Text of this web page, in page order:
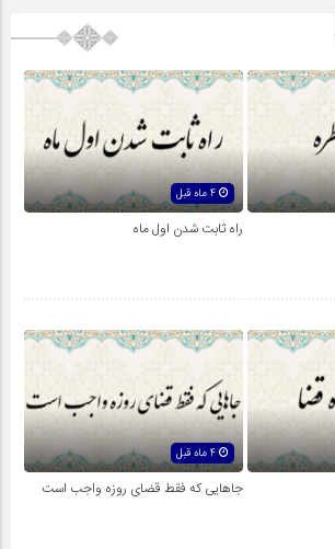
راه ثابت شدن اول ماه
جاهایى که فقط قضاى روزه واجب است